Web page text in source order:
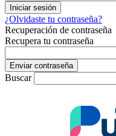
¿Olvidaste tu contraseña?
Recuperación de contraseña
Recupera tu contraseña
Buscar